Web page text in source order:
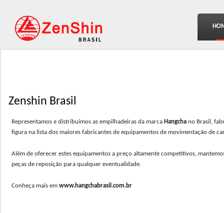
Zenshin Brasil
Representamos e distribuímos as empilhadeiras da marca Hangcha no Brasil,
figura na lista dos maiores fabricantes de equipamentos de movimentação de
Além de oferecer estes equipamentos a preço altamente competitivos,
peças de reposição para qualquer eventualidade.
Conheça mais em www.hangchabrasil.com.br